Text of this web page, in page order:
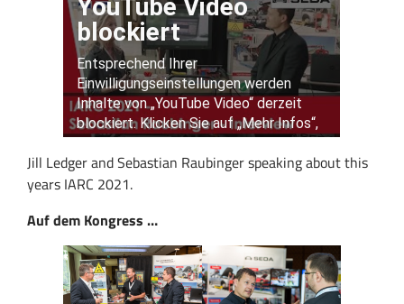
Jill Ledger and Sebastian Raubinger speaking about this
years IARC 2021.
Auf dem Kongress …